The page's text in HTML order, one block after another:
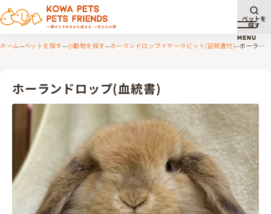
メニ
MENU
ペットを
探す
ホーム ペットを探す 小動物を探す ホーランドロップイヤーラビット(証明書付) ホーラン
ホーランドロップ(血統書)